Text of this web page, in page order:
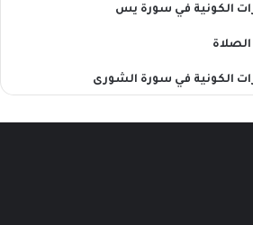
الكونية في سورة يس
الكونية في سورة الشورى